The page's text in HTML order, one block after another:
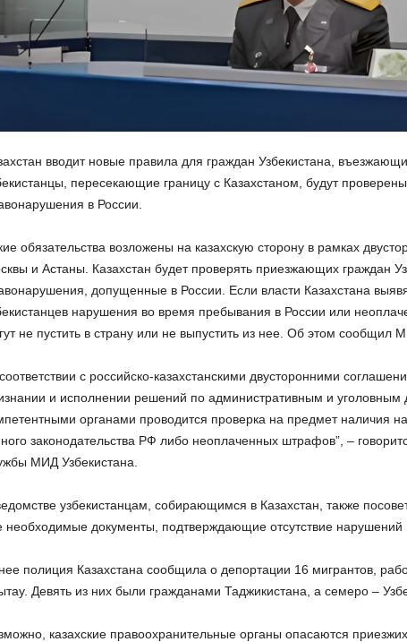
вводит новые правила для граждан Узбекистана,
пересекающие границу с Казахстаном, будут
в России.
обязательства возложены на казахскую сторону в рамках
и Астаны. Казахстан будет проверять приезжающих граждан
допущенные в России. Если власти Казахстана
нарушения во время пребывания в России или
не пустить в страну или не выпустить из нее. Об этом сообщил
с российско-казахстанскими двусторонними
и исполнении решений по административным и уголовным
органами проводится проверка на предмет наличия
законодательства РФ либо неоплаченных штрафов”, –
МИД Узбекистана.
узбекистанцам, собирающимся в Казахстан, также
необходимые документы, подтверждающие отсутствие нарушений
полиция Казахстана сообщила о депортации 16 мигрантов,
Девять из них были гражданами Таджикистана, а семеро –
казахские правоохранительные органы опасаются